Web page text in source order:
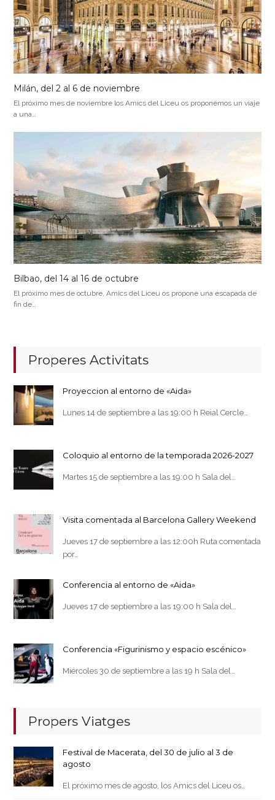
Milán, del 2 al 6 de noviembre
El próximo mes de noviembre los Amics del Liceu os proponemos un viaje
a una…
Bilbao, del 14 al 16 de octubre
El próximo mes de octubre, Amics del Liceu os propone una escapada de
fin de…
Properes Activitats
Proyeccion al entorno de «Aida»
Lunes 14 de septiembre a las 19:00 h Reial Cercle…
Coloquio al entorno de la temporada 2026-2027
Martes 15 de septiembre a las 19:00 h Sala del…
Visita comentada al Barcelona Gallery Weekend
Jueves 17 de septiembre a las 12:00h Ruta comentada
por…
Conferencia al entorno de «Aida»
Jueves 17 de septiembre a las 19:00 h Sala del…
Conferencia «Figurinismo y espacio escénico»
Miércoles 30 de septiembre a las 19 h Sala del…
Propers Viatges
Festival de Macerata, del 30 de julio al 3 de
agosto
El próximo mes de agosto, los Amics del Liceu os…